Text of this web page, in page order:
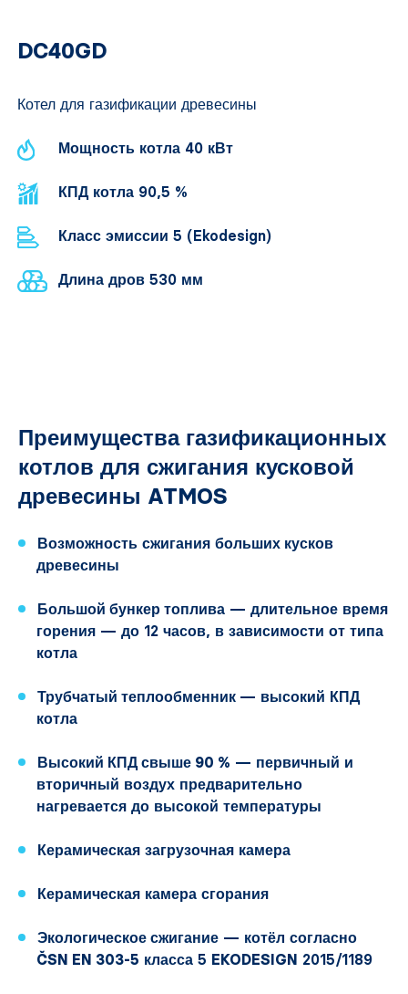
DC40GD
Котел для газификации древесины
Мощность котла 40 кВт
КПД котла 90,5 %
Класс эмиссии 5 (Ekodesign)
Длина дров 530 мм
Преимущества газификационных
котлов для сжигания кусковой
древесины ATMOS
Возможность сжигания больших кусков
древесины
Большой бункер топлива — длительное время
горения — до 12 часов, в зависимости от типа
котла
Трубчатый теплообменник — высокий КПД
котла
Высокий КПД свыше 90 % — первичный и
вторичный воздух предварительно
нагревается до высокой температуры
Керамическая загрузочная камера
Керамическая камера сгорания
Экологическое сжигание — котёл согласно
ČSN EN 303-5 класса 5 EKODESIGN 2015/1189